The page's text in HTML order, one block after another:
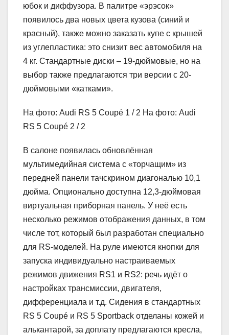
юбок и диффузора. В палитре «эрэсок»
появилось два новых цвета кузова (синий и
красный), также можно заказать купе с крышей
из углепластика: это снизит вес автомобиля на
4 кг. Стандартные диски – 19-дюймовые, но на
выбор также предлагаются три версии с 20-
дюймовыми «катками».
На фото: Audi RS 5 Coupé 1 / 2 На фото: Audi
RS 5 Coupé 2 / 2
В салоне появилась обновлённая
мультимедийная система с «торчащим» из
передней панели тачскрином диагональю 10,1
дюйма. Опционально доступна 12,3-дюймовая
виртуальная приборная панель. У неё есть
несколько режимов отображения данных, в том
числе тот, который был разработан специально
для RS-моделей. На руле имеются кнопки для
запуска индивидуально настраиваемых
режимов движения RS1 и RS2: речь идёт о
настройках трансмиссии, двигателя,
дифференциала и т.д. Сидения в стандартных
RS 5 Coupé и RS 5 Sportback отделаны кожей и
алькантарой, за доплату предлагаются кресла,